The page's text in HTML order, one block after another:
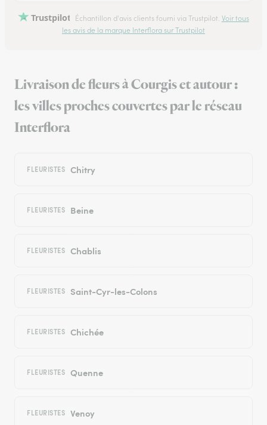
Trustpilot Échantillon d'avis clients fourni via Trustpilot. Voir tous
les avis de la marque Interflora sur Trustpilot
Livraison de fleurs à Courgis et autour :
les villes proches couvertes par le réseau
Interflora
FLEURISTES Chitry
FLEURISTES Beine
FLEURISTES Chablis
FLEURISTES Saint-Cyr-les-Colons
FLEURISTES Chichée
FLEURISTES Quenne
FLEURISTES Venoy